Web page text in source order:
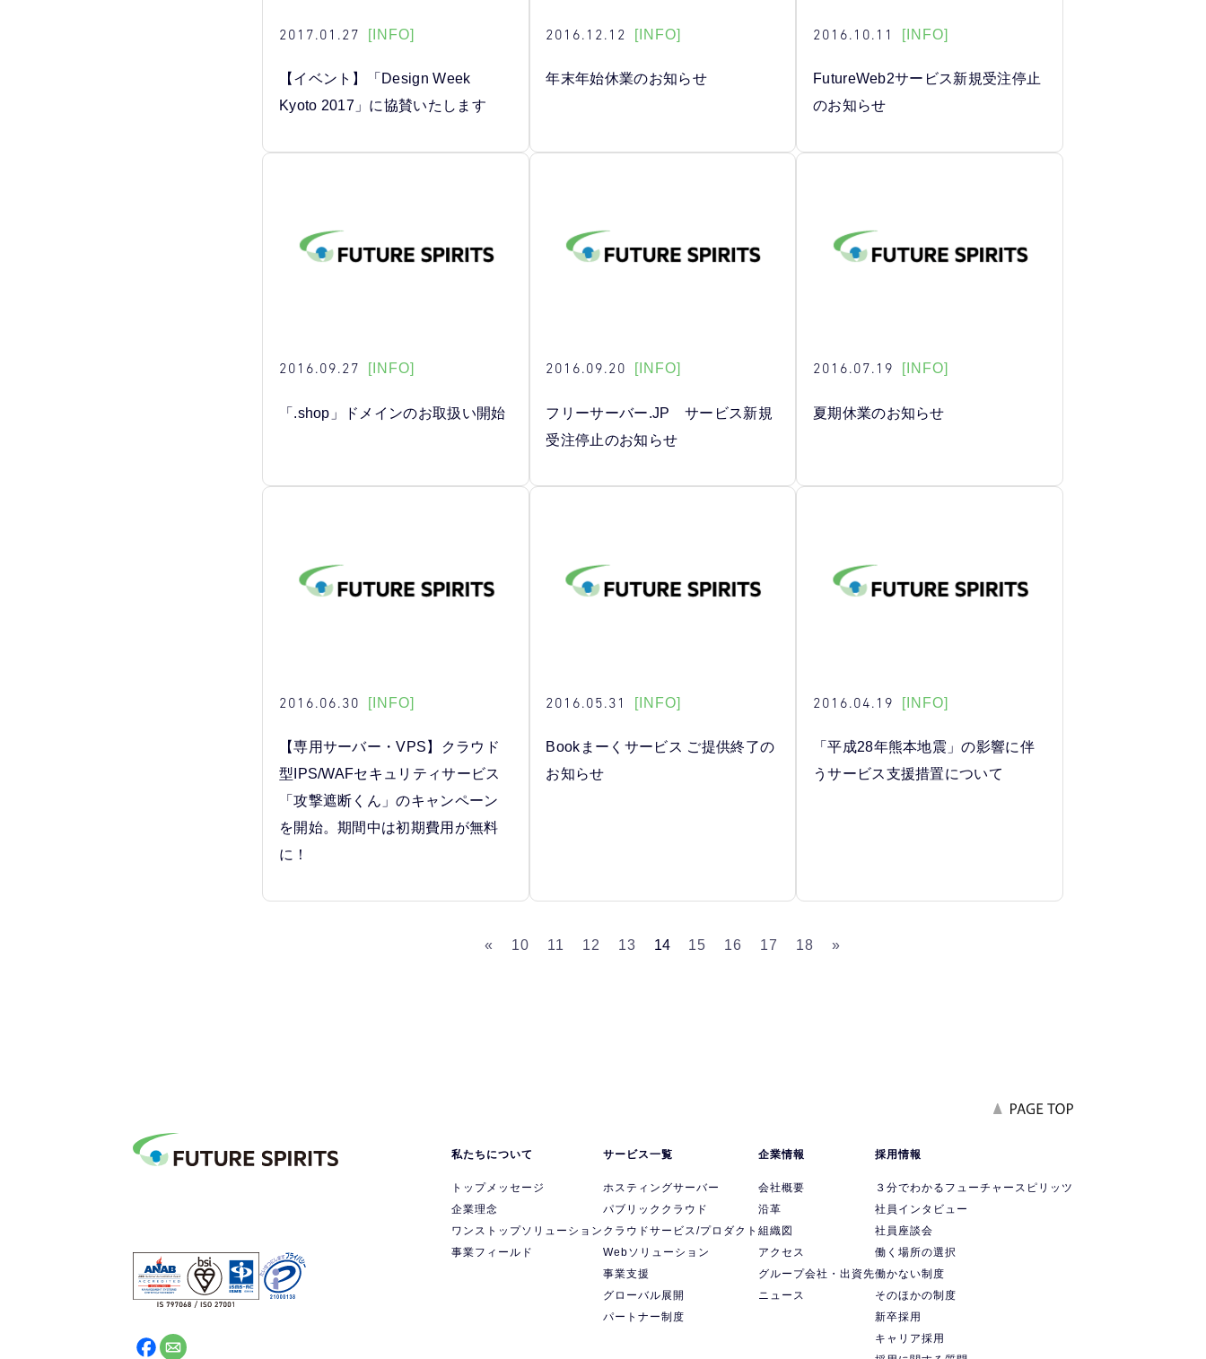
2017.01.27 [INFO]
【イベント】「Design Week
Kyoto 2017」に協賛いたします
2016.12.12 [INFO]
年末年始休業のお知らせ
2016.10.11 [INFO]
FutureWeb2サービス新規受注停止
のお知らせ
2016.09.27 [INFO]
「.shop」ドメインのお取扱い開始
2016.09.20 [INFO]
フリーサーバー.JP サービス新規
受注停止のお知らせ
2016.07.19 [INFO]
夏期休業のお知らせ
2016.06.30 [INFO]
【専用サーバー・VPS】クラウド
型IPS/WAFセキュリティサービス
「攻撃遮断くん」のキャンペーン
を開始。期間中は初期費用が無料
に！
2016.05.31 [INFO]
Bookまーくサービス ご提供終了の
お知らせ
2016.04.19 [INFO]
「平成28年熊本地震」の影響に伴
うサービス支援措置について
« 10 11 12 13 14 15 16 17 18 »
私たちについて
トップメッセージ
企業理念
ワンストップソリューション
事業フィールド
サービス一覧
ホスティングサーバー
パブリッククラウド
クラウドサービス/プロダクト
Webソリューション
事業支援
グローバル展開
パートナー制度
企業情報
会社概要
沿革
組織図
アクセス
グループ会社・出資先
ニュース
採用情報
３分でわかるフューチャースピリッツ
社員インタビュー
社員座談会
働く場所の選択
働かない制度
そのほかの制度
新卒採用
キャリア採用